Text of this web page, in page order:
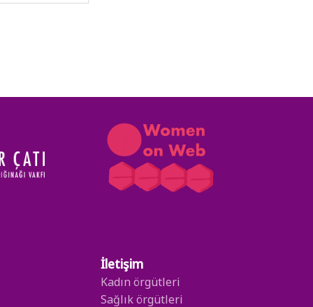
İletişim
Kadın örgütleri
Sağlık örgütleri